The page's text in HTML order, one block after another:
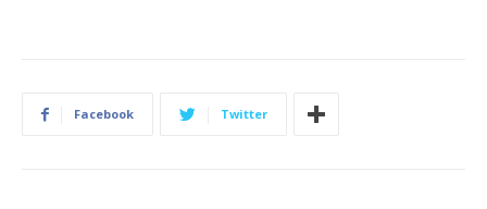
Facebook Twitter